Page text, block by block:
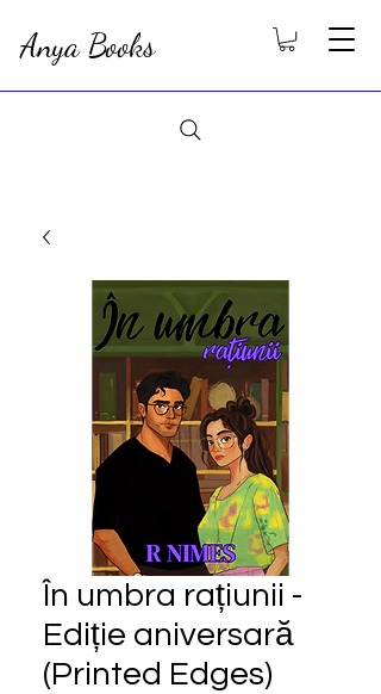
Anya Books
În umbra rațiunii -
Ediție aniversară
(Printed Edges)